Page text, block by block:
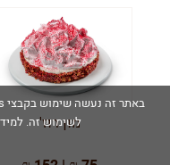
לשימוש זה.
מון רוז'